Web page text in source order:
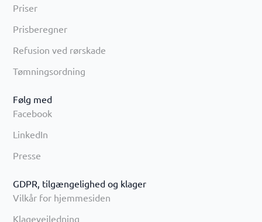
Priser
Prisberegner
Refusion ved rørskade
Tømningsordning
Følg med
Facebook
LinkedIn
Presse
GDPR, tilgængelighed og klager
Vilkår for hjemmesiden
Klagevejledning